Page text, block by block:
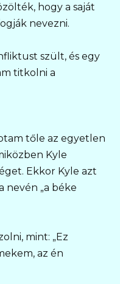
hogy a saját
nevezni.
szült, és egy
titkolni a
tőle az egyetlen
Kyle
Ekkor Kyle azt
nevén „a béke
mint: „Ez
az én